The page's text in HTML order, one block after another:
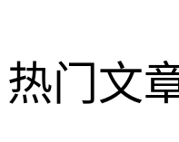
热门文